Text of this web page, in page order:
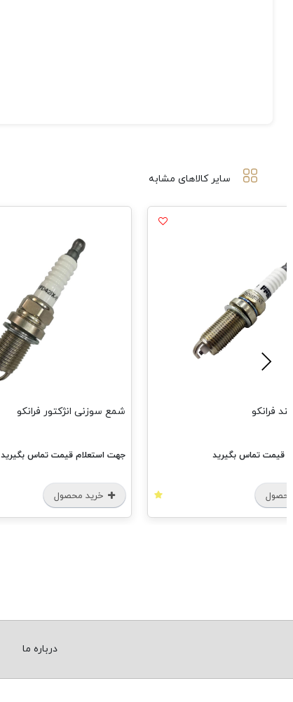
سایر کالاهای مشابه
فرانکو
قیمت تماس بگیرید
شمع سوزنی انژکتور فرانکو
جهت استعلام قیمت تماس بگیرید
خرید محصول
درباره ما